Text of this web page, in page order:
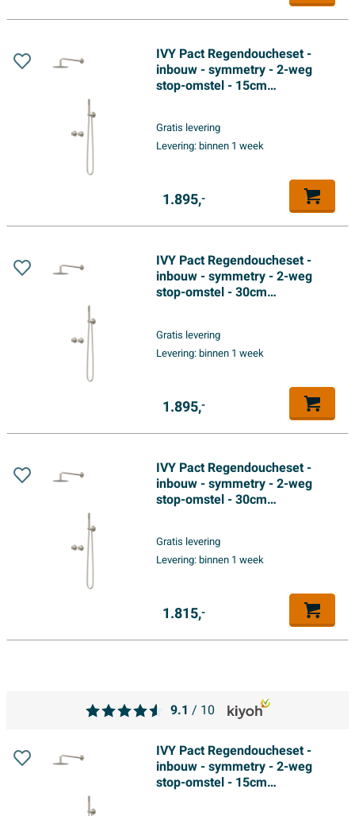
IVY Pact Regendoucheset -
inbouw - symmetry - 2-weg
stop-omstel - 15cm
uitlaat - 150cm doucheslang -
3-standen handdouche -
Gratis levering
Levering:binnen 1 week
1.895,-
IVY Pact Regendoucheset -
inbouw - symmetry - 2-weg
stop-omstel - 30cm
uitlaat - 150cm doucheslang -
3-standen handdouche -
Gratis levering
Levering:binnen 1 week
1.895,-
IVY Pact Regendoucheset -
inbouw - symmetry - 2-weg
stop-omstel - 30cm
uitlaat - 150cm doucheslang -
3-standen handdouche -
Gratis levering
Levering:binnen 1 week
1.815,-
IVY Pact Regendoucheset -
inbouw - symmetry - 2-weg
stop-omstel - 15cm
9.1 / 10